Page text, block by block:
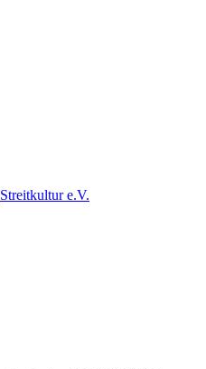
Streitkultur e.V.